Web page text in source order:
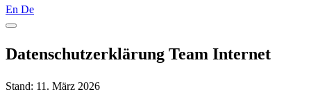
En De
Datenschutzerklärung Team Internet
Stand: 11. März 2026